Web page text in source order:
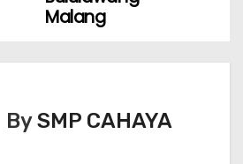
Malang
BySMP CAHAYA